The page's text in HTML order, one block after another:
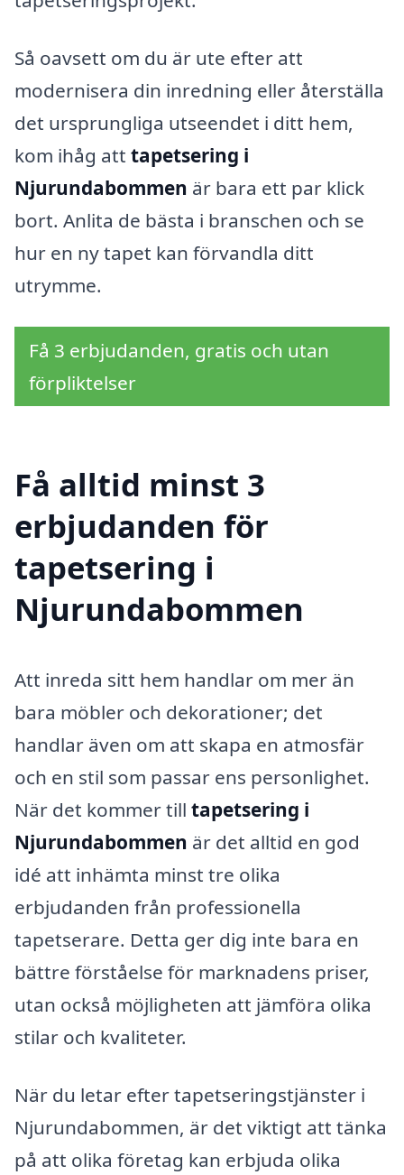
Så oavsett om du är ute efter att
modernisera din inredning eller återställa
det ursprungliga utseendet i ditt hem,
kom ihåg att tapetsering i
Njurundabommen är bara ett par klick
bort. Anlita de bästa i branschen och se
hur en ny tapet kan förvandla ditt
utrymme.
Få 3 erbjudanden, gratis och utan
förpliktelser
Få alltid minst 3
erbjudanden för
tapetsering i
Njurundabommen
Att inreda sitt hem handlar om mer än
bara möbler och dekorationer; det
handlar även om att skapa en atmosfär
och en stil som passar ens personlighet.
När det kommer till tapetsering i
Njurundabommen är det alltid en god
idé att inhämta minst tre olika
erbjudanden från professionella
tapetserare. Detta ger dig inte bara en
bättre förståelse för marknadens priser,
utan också möjligheten att jämföra olika
stilar och kvaliteter.
När du letar efter tapetseringstjänster i
Njurundabommen, är det viktigt att tänka
på att olika företag kan erbjuda olika